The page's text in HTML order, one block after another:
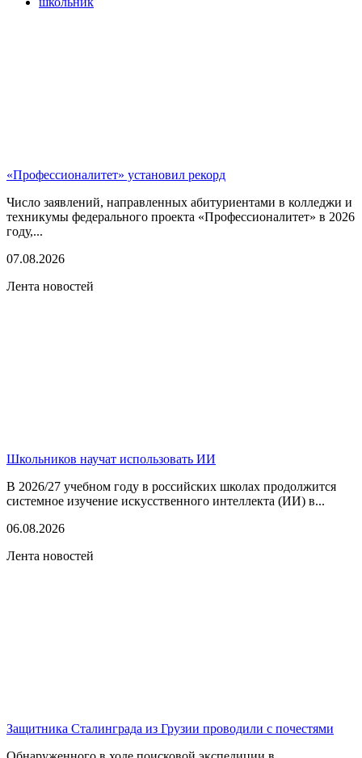
«Профессионалитет» установил рекорд
Число заявлений, направленных абитуриентами в колледжи и
техникумы федерального проекта «Профессионалитет» в 2026
году,...
07.08.2026
Лента новостей
Школьников научат использовать ИИ
В 2026/27 учебном году в российских школах продолжится
системное изучение искусственного интеллекта (ИИ) в...
06.08.2026
Лента новостей
Защитника Сталинграда из Грузии проводили с почестями